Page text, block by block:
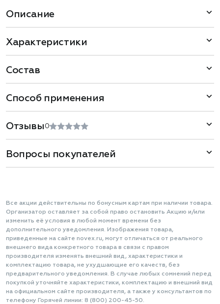
Описание
Характеристики
Состав
Способ применения
Отзывы 0
Вопросы покупателей
Все акции действительны по бонусным картам при наличии товара.
Организатор оставляет за собой право остановить Акцию и/или
изменить её условия в любой момент времени без
дополнительного уведомления. Изображения товара,
приведенные на сайте novex.ru, могут отличаться от реального
внешнего вида конкретного товара в связи с правом
производителя изменять внешний вид, характеристики и
комплектацию товара, не ухудшающие его качеств, без
предварительного уведомления. В случае любых сомнений перед
покупкой уточняйте характеристики, комплектацию и внешний вид
на официальном сайте производителя, а также у консультантов по
телефону Горячей линии: 8 (800) 200-45-50.